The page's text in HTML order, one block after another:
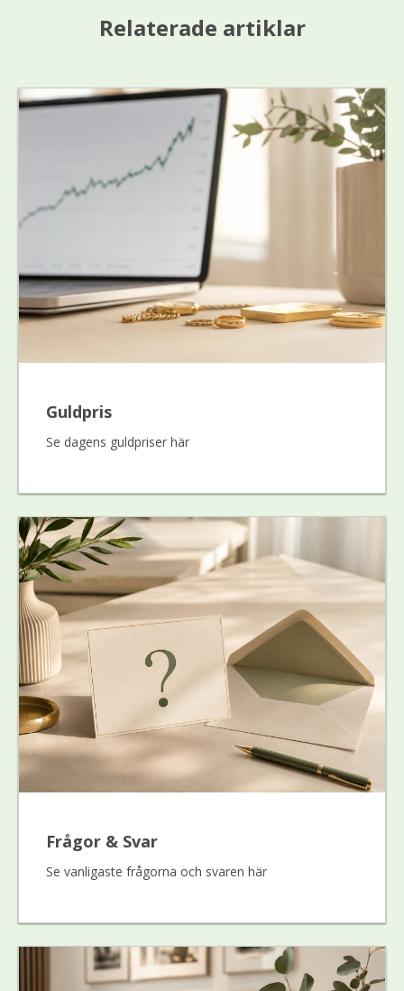
Relaterade artiklar
Guldpris
Se dagens guldpriser här
Frågor & Svar
Se vanligaste frågorna och svaren här